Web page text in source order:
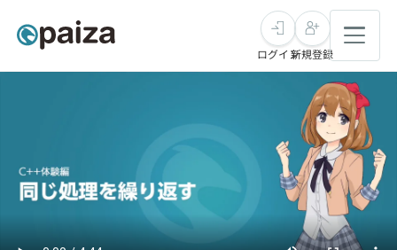
求人検索
未経験転職
ログイン新規登録